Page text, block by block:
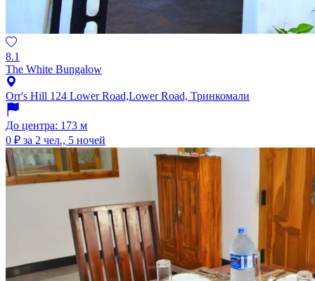
8.1
The White Bungalow
Orr's Hill 124 Lower Road,Lower Road, Тринкомали
До центра: 173 м
0 ₽ за 2 чел., 5 ночей